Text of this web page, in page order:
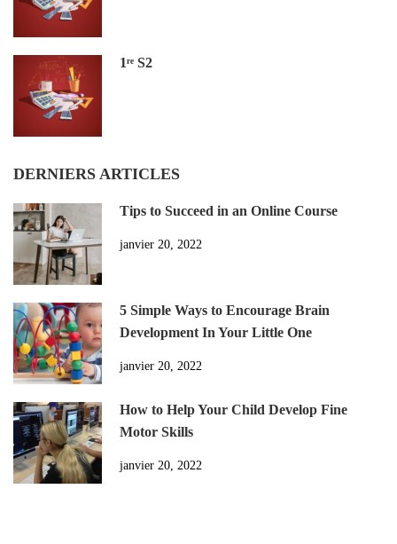
1ʳᵉ S2
DERNIERS ARTICLES
Tips to Succeed in an Online Course
janvier 20, 2022
5 Simple Ways to Encourage Brain
Development In Your Little One
janvier 20, 2022
How to Help Your Child Develop Fine
Motor Skills
janvier 20, 2022